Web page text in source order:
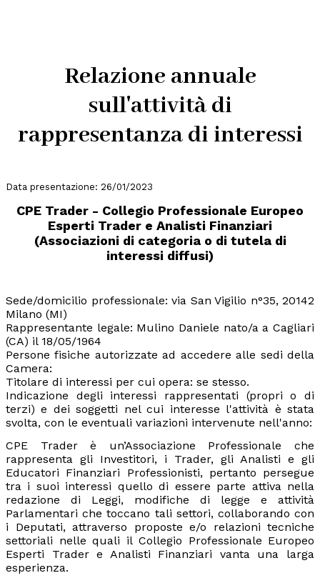
Relazione annuale
sull'attività di
rappresentanza di interessi
Data presentazione: 26/01/2023
CPE Trader - Collegio Professionale Europeo
Esperti Trader e Analisti Finanziari
(Associazioni di categoria o di tutela di
interessi diffusi)
Sede/domicilio professionale: via San Vigilio n°35, 20142
Milano (MI)
Rappresentante legale: Mulino Daniele nato/a a Cagliari
(CA) il 18/05/1964
Persone fisiche autorizzate ad accedere alle sedi della
Camera:
Titolare di interessi per cui opera: se stesso.
Indicazione degli interessi rappresentati (propri o di
terzi) e dei soggetti nel cui interesse l'attività è stata
svolta, con le eventuali variazioni intervenute nell'anno:
CPE Trader è un’Associazione Professionale che
rappresenta gli Investitori, i Trader, gli Analisti e gli
Educatori Finanziari Professionisti, pertanto persegue
tra i suoi interessi quello di essere parte attiva nella
redazione di Leggi, modifiche di legge e attività
Parlamentari che toccano tali settori, collaborando con
i Deputati, attraverso proposte e/o relazioni tecniche
settoriali nelle quali il Collegio Professionale Europeo
Esperti Trader e Analisti Finanziari vanta una larga
esperienza.